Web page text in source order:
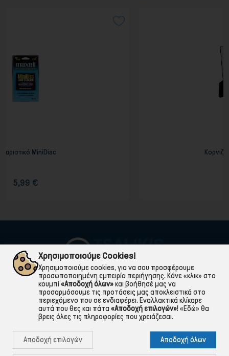
Κορνιζα επάργυρη 15Χ20εκ
ΠΛΗΡΟΦΟΡΙΕΣ
ΧΡΉΣΙΜΑ

Χρησιμοποιούμε Cookies!
Χρησιμοποιούμε cookies, για να σου προσφέρουμε
προσωποποιημένη εμπειρία περιήγησης. Κάνε «κλικ» στο
κουμπί«Αποδοχή όλων»και βοήθησέ μας να
προσαρμόσουμε τις προτάσεις μας αποκλειστικά στο
περιεχόμενο που σε ενδιαφέρει. Εναλλακτικά κλίκαρε
αυτά που θες και πάτα «Αποδοχή επιλογών»! «Εδώ» θα
βρεις όλες τις πληροφορίες που χρειάζεσαι.
Αποδοχή επιλογών Αποδοχή όλων